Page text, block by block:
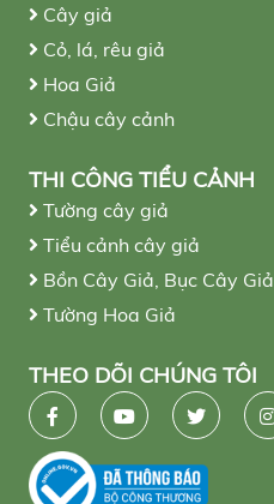
Cây giả
Cỏ, lá, rêu giả
Hoa Giả
Chậu cây cảnh
THI CÔNG TIỂU CẢNH
Tường cây giả
Tiểu cảnh cây giả
Bồn Cây Giả, Bục Cây Giả
Tường Hoa Giả
THEO DÕI CHÚNG TÔI